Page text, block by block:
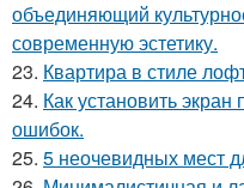
объединяющий
современную эстетику.
23. Квартира в стиле
24. Как установить
ошибок.
25. 5 неочевидных мест